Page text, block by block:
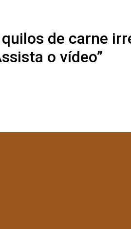
de carne
o vídeo”